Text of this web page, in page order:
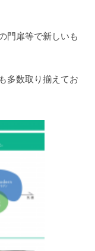
門扉等で新しいも
多数取り揃えてお